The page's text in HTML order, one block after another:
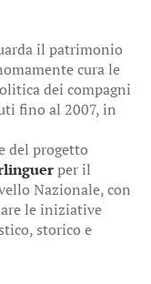
il patrimonio
cura le
dei compagni
fino al 2007, in
del progetto
per il
Nazionale, con
le iniziative
storico e